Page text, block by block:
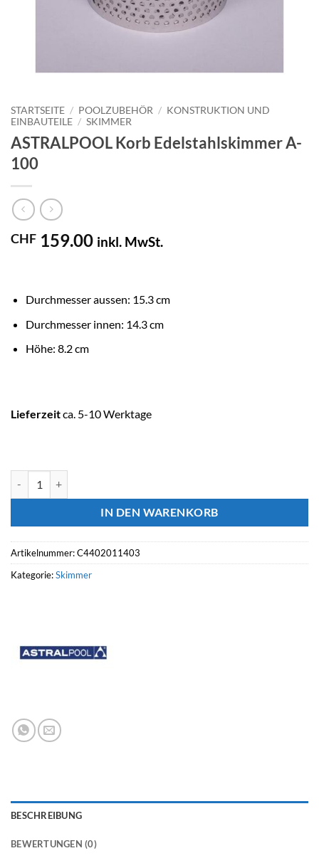
STARTSEITE / POOLZUBEHÖR / KONSTRUKTION UND
EINBAUTEILE / SKIMMER
ASTRALPOOL Korb Edelstahlskimmer A-
100
CHF 159.00 inkl. MwSt.
Durchmesser aussen: 15.3 cm
Durchmesser innen: 14.3 cm
Höhe: 8.2 cm
Lieferzeitca. 5-10 Werktage
IN DEN WARENKORB
Artikelnummer:C4402011403
Kategorie:Skimmer
BESCHREIBUNG
BEWERTUNGEN (0)